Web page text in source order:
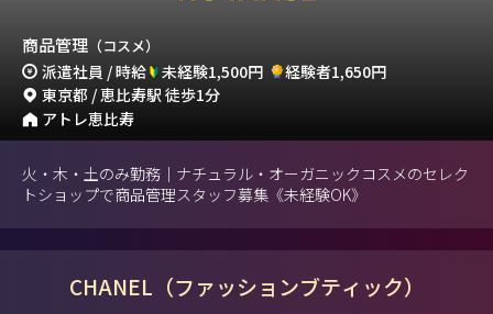
商品管理 （コスメ）
派遣社員 / 時給 未経験1,500円
経験者1,650円
東京都 / 恵比寿駅 徒歩1分
アトレ恵比寿
火・木・土のみ勤務｜ナチュラル・オーガニックコスメのセレク
トショップで商品管理スタッフ募集《未経験OK》
CHANEL（ファッションブティック）